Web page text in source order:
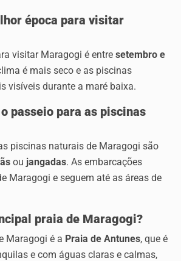
época para visitar
visitar Maragogi é entre setembro e
é mais seco e as piscinas
visíveis durante a maré baixa.
passeio para as piscinas
piscinas naturais de Maragogi são
ou jangadas. As embarcações
Maragogi e seguem até as áreas de
praia de Maragogi?
Maragogi é a Praia de Antunes, que é
e com águas claras e calmas,